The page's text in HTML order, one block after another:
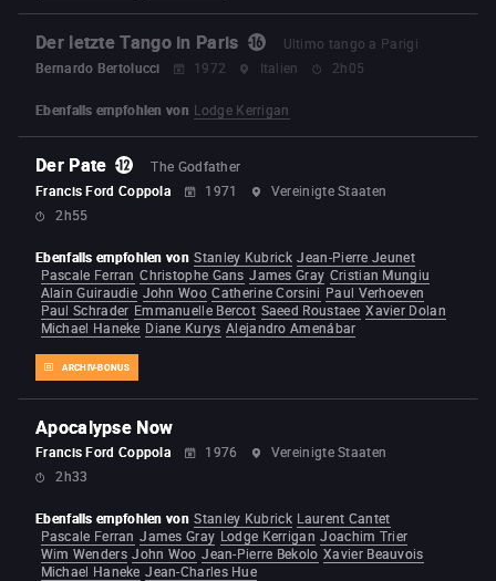
Der letzte Tango in Paris
Ultimo tango a Parigi
Bernardo Bertolucci
1972 Italien 2h05
Ebenfalls empfohlen von Lodge Kerrigan
Der Pate
The Godfather
Francis Ford Coppola
1971
Vereinigte Staaten
2h55
ARCHIV-BONUS
Ebenfalls empfohlen von Stanley Kubrick Jean-Pierre Jeunet
Pascale Ferran Christophe Gans James Gray Cristian Mungiu
Alain Guiraudie John Woo Catherine Corsini Paul Verhoeven
Paul Schrader Emmanuelle Bercot Saeed Roustaee Xavier Dolan
Michael Haneke Diane Kurys Alejandro Amenábar
Apocalypse Now
Francis Ford Coppola 1976
Vereinigte Staaten
2h33
Ebenfalls empfohlen von Stanley Kubrick Laurent Cantet
Pascale Ferran James Gray Lodge Kerrigan Joachim Trier
Wim Wenders John Woo Jean-Pierre Bekolo Xavier Beauvois
Michael Haneke Jean-Charles Hue